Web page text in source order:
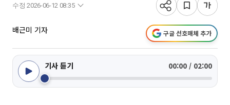
수정 2026-06-12 08:35
배근미 기자 구글 선호매체 추가
기사 듣기 00:00 / 02:00